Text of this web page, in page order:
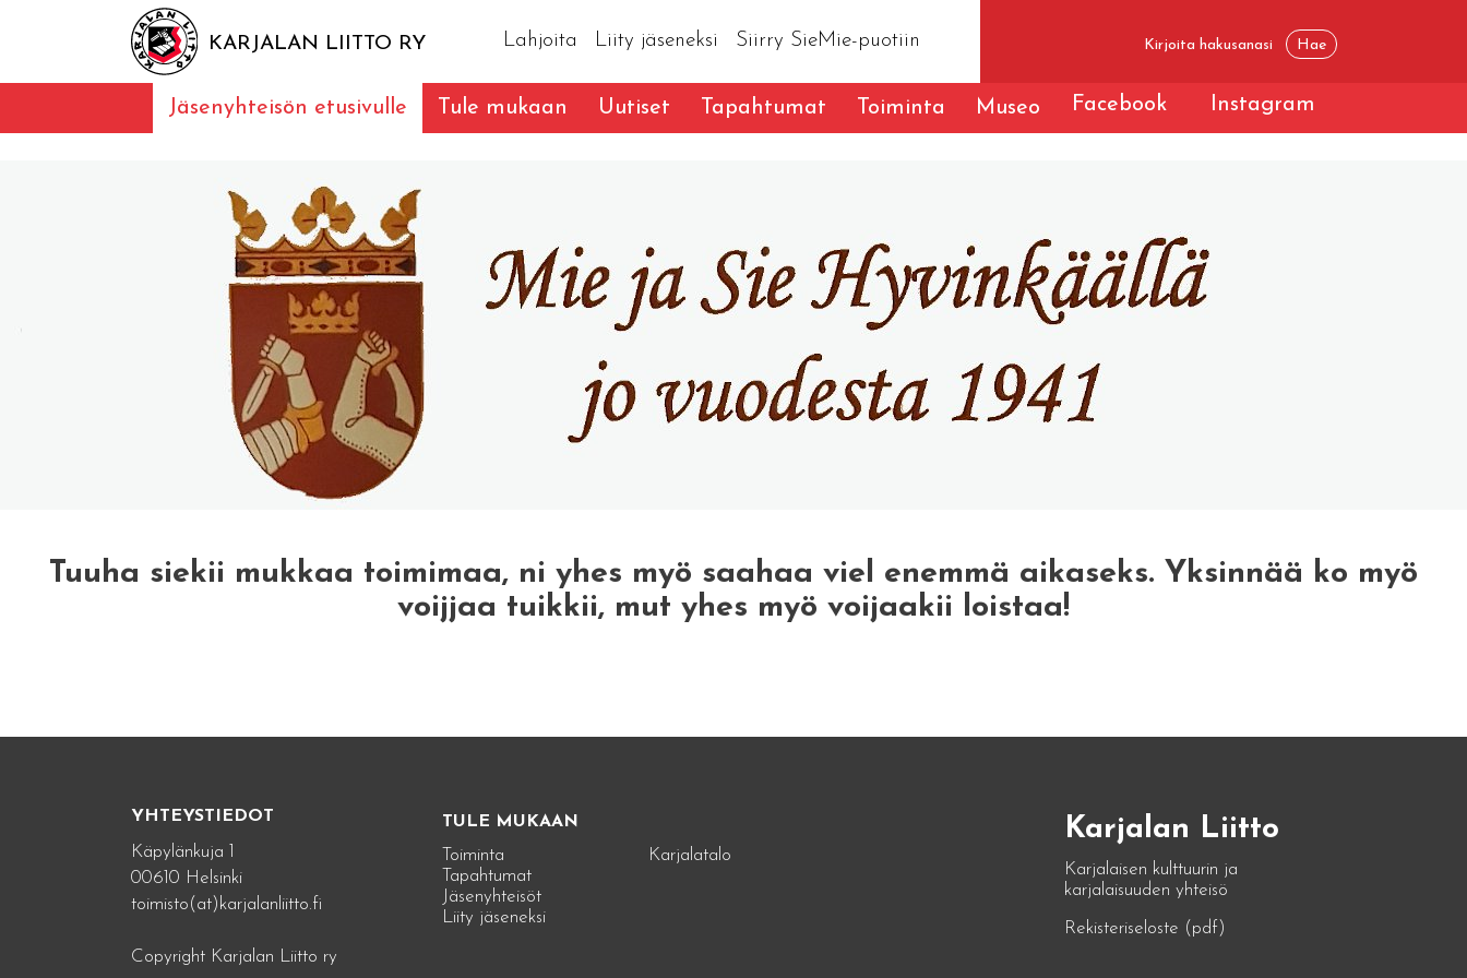
KARJALAN LIITTO RY Lahjoita Liity jäseneksi Siirry SieMie-puotiin
Jäsenyhteisön etusivulle Tule mukaan Uutiset Tapahtumat Toiminta Museo Facebook Instagram
Tuuha siekii mukkaa toimimaa, ni yhes myö saahaa viel enemmä aikaseks. Yksinnää ko myö
voijjaa tuikkii, mut yhes myö voijaakii loistaa!
YHTEYSTIEDOT
Käpylänkuja 1
00610 Helsinki
toimisto(at)karjalanliitto.fi
Copyright Karjalan Liitto ry
TULE MUKAAN
Toiminta
Tapahtumat
Jäsenyhteisöt
Liity jäseneksi
Karjalatalo
Karjalan Liitto
Karjalaisen kulttuurin ja
karjalaisuuden yhteisö
Rekisteriseloste (pdf)